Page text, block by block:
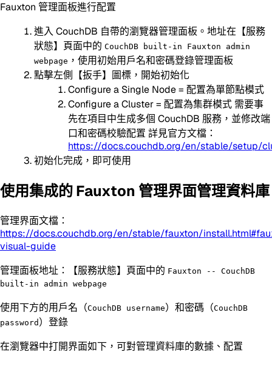
Fauxton 管理面板進行配置
進入 CouchDB 自帶的瀏覽器管理面板。地址在【服務
狀態】頁面中的 CouchDB built-in Fauxton admin
webpage ，使用初始用戶名和密碼登錄管理面板
點擊左側【扳手】圖標，開始初始化
Configure a Single Node = 配置為單節點模式
Configure a Cluster = 配置為集群模式 需要事
先在項目中生成多個 CouchDB 服務，並修改端
口和密碼校驗配置 詳見官方文檔：
https://docs.couchdb.org/en/stable/setup/
初始化完成，即可使用
使用集成的 Fauxton 管理界面管理資料庫
管理界面文檔：
https://docs.couchdb.org/en/stable/fauxton/
visual-guide
管理面板地址：【服務狀態】頁面中的 Fauxton -- CouchDB
built-in admin webpage
使用下方的用戶名（CouchDB username）和密碼（CouchDB
password ）登錄
在瀏覽器中打開界面如下，可對管理資料庫的數據、配置